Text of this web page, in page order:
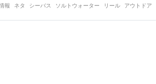
報 ネタ シーバス ソルトウォーター リール アウトドア